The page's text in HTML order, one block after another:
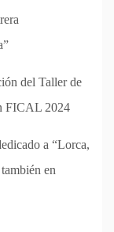
del Taller de
FICAL 2024
a “Lorca,
en